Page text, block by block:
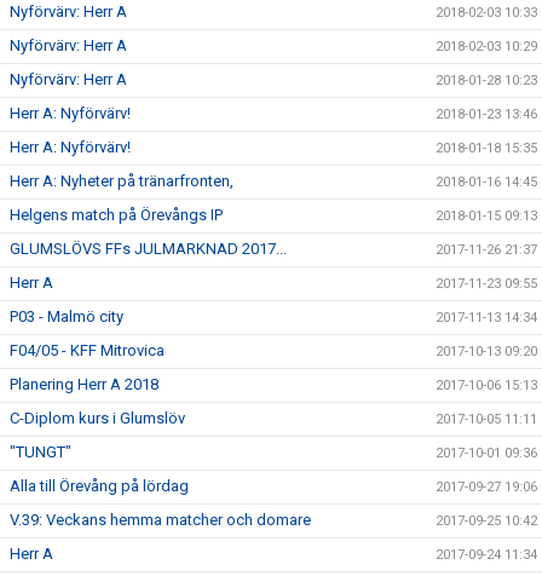
Nyförvärv: Herr A 2018-02-03 10:33
Nyförvärv: Herr A 2018-02-03 10:29
Nyförvärv: Herr A 2018-01-28 10:23
Herr A: Nyförvärv! 2018-01-23 13:46
Herr A: Nyförvärv! 2018-01-18 15:35
Herr A: Nyheter på tränarfronten, 2018-01-16 14:45
Helgens match på Örevångs IP 2018-01-15 09:13
GLUMSLÖVS FFs JULMARKNAD 2017... 2017-11-26 21:37
Herr A 2017-11-23 09:55
P03 - Malmö city 2017-11-13 14:34
F04/05 - KFF Mitrovica 2017-10-13 09:20
Planering Herr A 2018 2017-10-06 15:13
C-Diplom kurs i Glumslöv 2017-10-05 11:11
"TUNGT" 2017-10-01 09:36
Alla till Örevång på lördag 2017-09-27 19:06
V.39: Veckans hemma matcher och domare 2017-09-25 10:42
Herr A 2017-09-24 11:34